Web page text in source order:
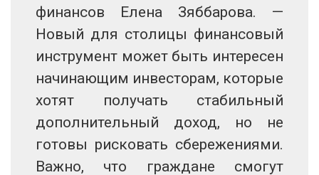
финансов Елена Зяббарова. —
Новый для столицы финансовый
инструмент может быть интересен
начинающим инвесторам, которые
хотят получать стабильный
дополнительный доход, но не
готовы рисковать сбережениями.
Важно, что граждане смогут